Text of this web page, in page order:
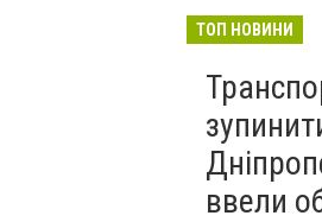
ТОП НОВИНИ
ввели